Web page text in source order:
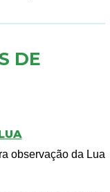
DE
observação da Lua